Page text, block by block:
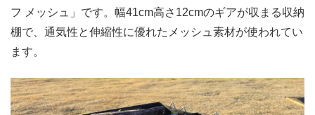
フ メッシュ」です。幅41cm高さ12cmのギアが収まる収納
棚で、通気性と伸縮性に優れたメッシュ素材が使われてい
ます。